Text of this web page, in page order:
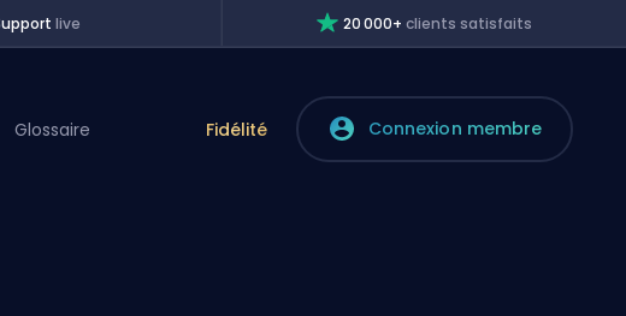
live 20 000+clients satisfaits
Glossaire Fidélité Connexion membre